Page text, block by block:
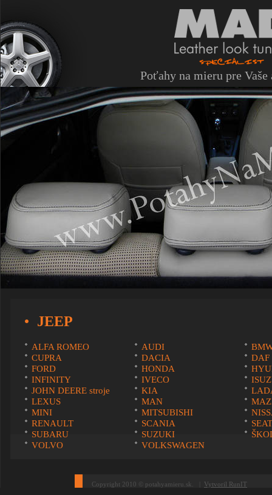
Poťahy na mieru pre Vaše
JEEP
ALFA ROMEO AUDI
CUPRA
DACIA
DAF
FORD
HONDA
INFINITY
IVECO
JOHN DEERE stroje
KIA
LEXUS
MAN
MINI
MITSUBISHI
RENAULT
SCANIA
SEAT
SUBARU
SUZUKI
VOLVO
VOLKSWAGEN
Copyright 2010 © potahyamieru.sk. | Vytvoril RunIT